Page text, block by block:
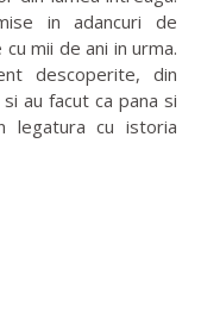
in adancuri de
mii de ani in urma.
descoperite, din
au facut ca pana si
legatura cu istoria